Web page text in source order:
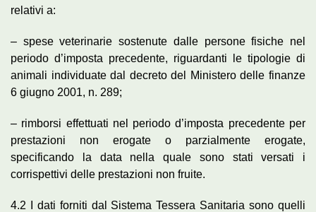
relativi a:
– spese veterinarie sostenute dalle persone fisiche nel
periodo d’imposta precedente, riguardanti le tipologie di
animali individuate dal decreto del Ministero delle finanze
6 giugno 2001, n. 289;
– rimborsi effettuati nel periodo d’imposta precedente per
prestazioni non erogate o parzialmente erogate,
specificando la data nella quale sono stati versati i
corrispettivi delle prestazioni non fruite.
4.2 I dati forniti dal Sistema Tessera Sanitaria sono quelli